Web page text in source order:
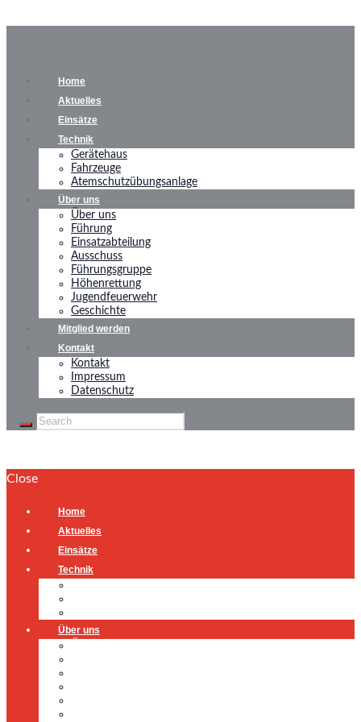
Home
Aktuelles
Einsätze
Technik
Gerätehaus
Fahrzeuge
Atemschutzübungsanlage
Über uns
Über uns
Führung
Einsatzabteilung
Ausschuss
Führungsgruppe
Höhenrettung
Jugendfeuerwehr
Geschichte
Mitglied werden
Kontakt
Kontakt
Impressum
Datenschutz
Close
Home
Aktuelles
Einsätze
Technik
Über uns